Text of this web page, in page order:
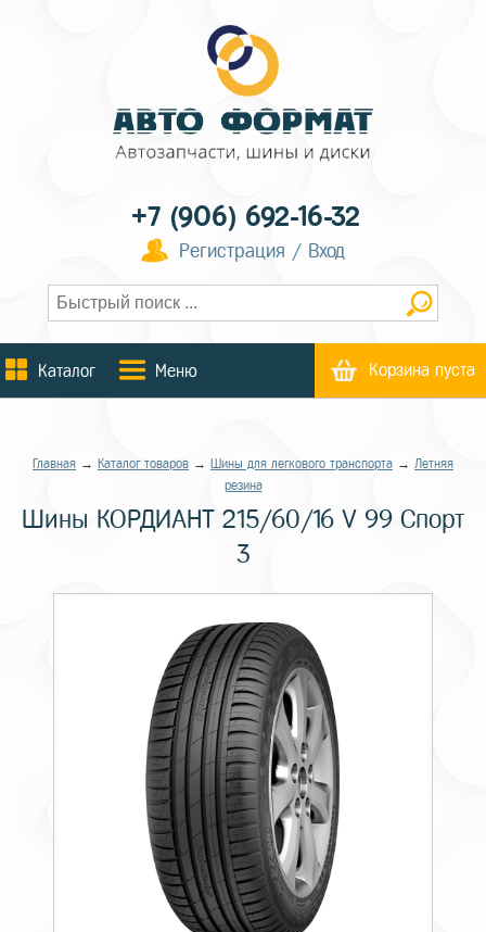
+7 (906) 692-16-32
Регистрация / Вход
Каталог Меню Корзина пуста
Главная → Каталог товаров → Шины для легкового транспорта → Летняя
резина
Шины КОРДИАНТ 215/60/16 V 99 Спорт
3